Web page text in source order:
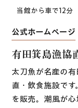
当館から車で12分
公式ホームページ
有田箕島漁協
太刀魚が名産の
直・飲食施設で
を販売。潮風が心